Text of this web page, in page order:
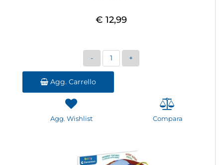
€ 12,99
Quantità
Agg. Carrello
Agg. Wishlist Compara